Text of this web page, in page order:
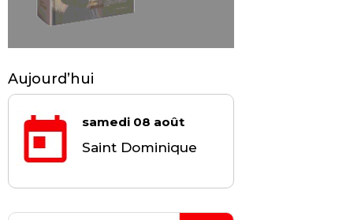
Aujourd’hui
samedi 08 août
Saint Dominique